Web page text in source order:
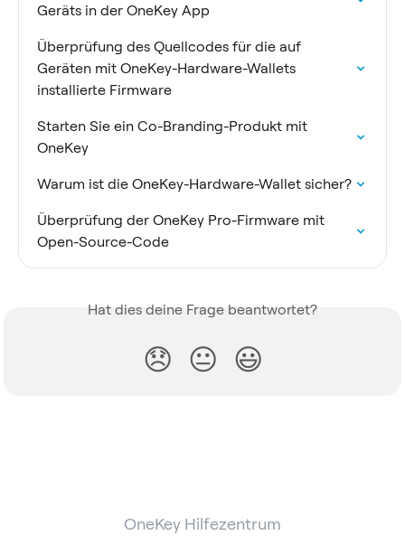
Geräts in der OneKey App
Überprüfung des Quellcodes für die auf
Geräten mit OneKey-Hardware-Wallets
installierte Firmware
Starten Sie ein Co-Branding-Produkt mit
OneKey
Warum ist die OneKey-Hardware-Wallet sicher?
Überprüfung der OneKey Pro-Firmware mit
Open-Source-Code
Hat dies deine Frage beantwortet?
😞 😐 😃
OneKey Hilfezentrum